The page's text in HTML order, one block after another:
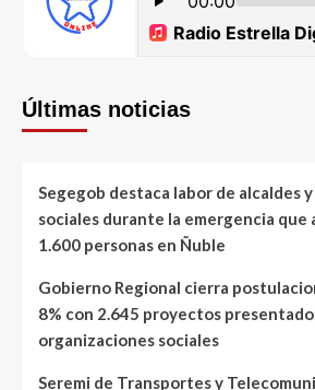
Últimas noticias
Segegob destaca labor de alcaldes
sociales durante la emergencia que
1.600 personas en Ñuble
Gobierno Regional cierra
8% con 2.645 proyectos
organizaciones sociales
Seremi de Transportes y